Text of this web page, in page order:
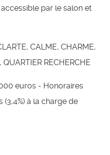
par le salon et
CALME, CHARME,
RECHERCHE
euros - Honoraires
à la charge de